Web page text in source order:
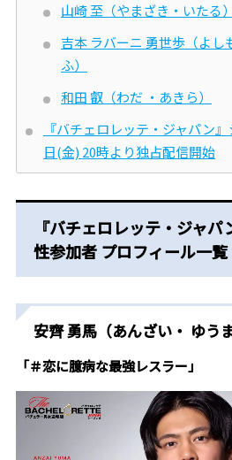
山崎 至（やまざき・いたる）
吉本 ラバーニ 勇世歩（よし
ふ）
和田 叡（わだ ・あきら）
『バチェロレッテ・ジャパン
日(金) 20時より独占配信開始
『バチェロレッテ・ジャ
性参加者 プロフィール一覧
安齊 勇馬（あんざい・ ゆうま
「＃恋に臆病な最強レスラー」